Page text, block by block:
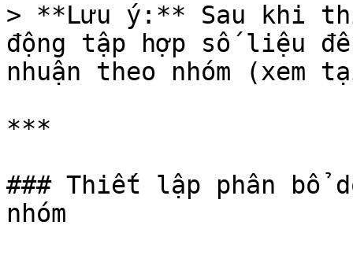
> **Lưu ý:** Sau khi
động tập hợp số liệu
nhuận theo nhóm (xem
***
### Thiết lập phân bổ
nhóm